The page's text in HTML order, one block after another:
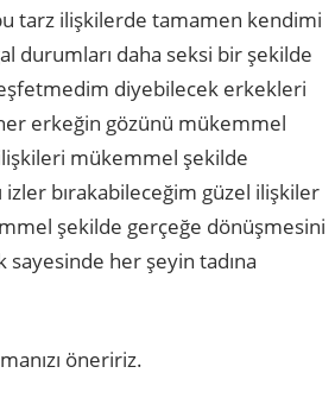
tarz ilişkilerde tamamen kendimi
durumları daha seksi bir şekilde
diyebilecek erkekleri
erkeğin gözünü mükemmel
mükemmel şekilde
izler bırakabileceğim güzel ilişkiler
şekilde gerçeğe dönüşmesini
her şeyin tadına
öneririz.